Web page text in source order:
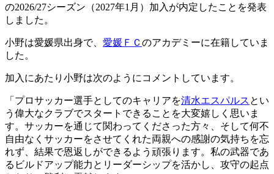
の2026/27シーズン（2027年1月）加入が内定したことを発表
しました。
小野は愛媛県出身で、 愛媛ＦＣ のアカデミーに在籍していま
した。
加入にあたり小野は次のようにコメントしています。
「プロサッカー選手としてのキャリアを清水エスパルス とい
う偉大なクラブでスタートできることを大変嬉しく思いま
す。サッカーを通じて関わってくださった方々、そして何不
自由なくサッカーをさせてくれた両親への感謝の気持ちを忘
れず、結果で恩返しができるよう頑張ります。私の武器であ
るビルドアップ能力とリーダーシップを活かし、攻守の起点